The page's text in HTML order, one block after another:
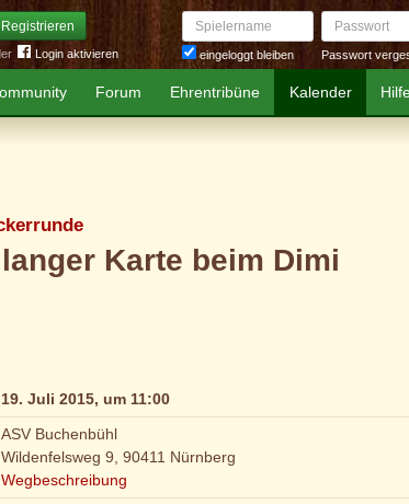
Registrieren
Login aktivieren
Spielername
eingeloggt bleiben
Passwort
Passwort
Forum Ehrentribüne Kalender
Karte beim Dimi
19. Juli 2015, um 11:00
ASV Buchenbühl
Wildenfelsweg 9, 90411 Nürnberg
Wegbeschreibung